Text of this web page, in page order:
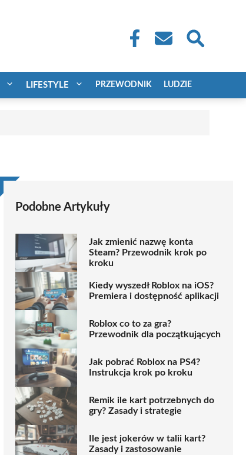
LIFESTYLE PRZEWODNIK LUDZIE
Podobne Artykuły
Jak zmienić nazwę konta
Steam? Przewodnik krok po
kroku
Kiedy wyszedł Roblox na iOS?
Premiera i dostępność aplikacji
Roblox co to za gra?
Przewodnik dla początkujących
Jak pobrać Roblox na PS4?
Instrukcja krok po kroku
Remik ile kart potrzebnych do
gry? Zasady i strategie
Ile jest jokerów w talii kart?
Zasady i zastosowanie